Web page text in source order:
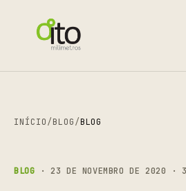
INÍCIO/BLOG/BLOG
BLOG · 23 DE NOVEMBRO DE 2020 ·